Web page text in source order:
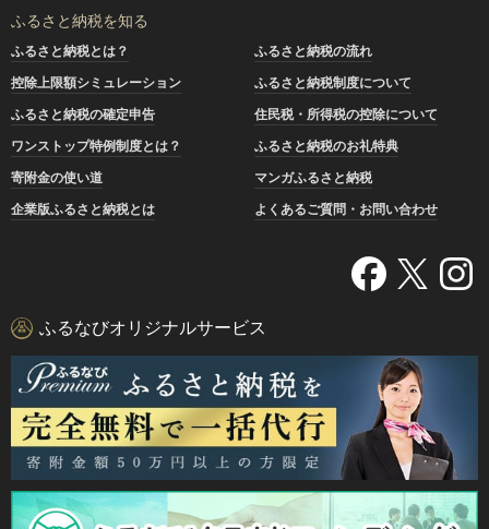
ふるさと納税を知る
ふるさと納税とは？
ふるさと納税の流れ
控除上限額シミュレーション
ふるさと納税制度について
ふるさと納税の確定申告
住民税・所得税の控除について
ワンストップ特例制度とは？
ふるさと納税のお礼特典
寄附金の使い道
マンガふるさと納税
企業版ふるさと納税とは
よくあるご質問・お問い合わせ
ふるなびオリジナルサービス